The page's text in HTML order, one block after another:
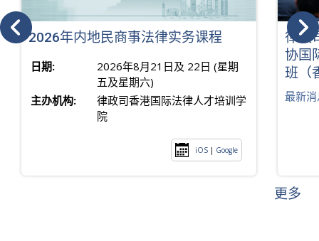
2026年内地民商事法律实务课程
日期:
2026年8月21日及 22日 (星期
五及星期六)
主办机构:
律政司香港国际法律人才培训学
院
iOS | Google
律政
协国
班（
最新
更多